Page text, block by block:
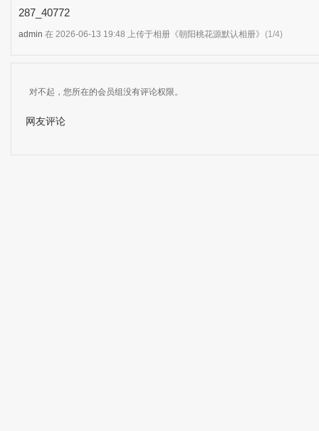
287_40772
admin 在 2026-06-13 19:48 上传于相册《朝阳桃花源默认相册》 (1/4)
对不起，您所在的会员组没有评论权限。
网友评论